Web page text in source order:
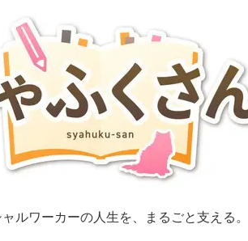
ャルワーカーの人生を、まるごと支える。